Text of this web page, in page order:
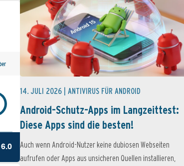
14. JULI 2026 | ANTIVIRUS FÜR ANDROID
Android-Schutz-Apps im Langzeittest:
Diese Apps sind die besten!
Auch wenn Android-Nutzer keine dubiosen Webseiten
aufrufen oder Apps aus unsicheren Quellen installieren,